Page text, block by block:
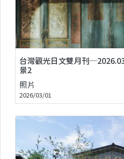
台灣觀光日文雙月刊
景2
照片
2026/03/01